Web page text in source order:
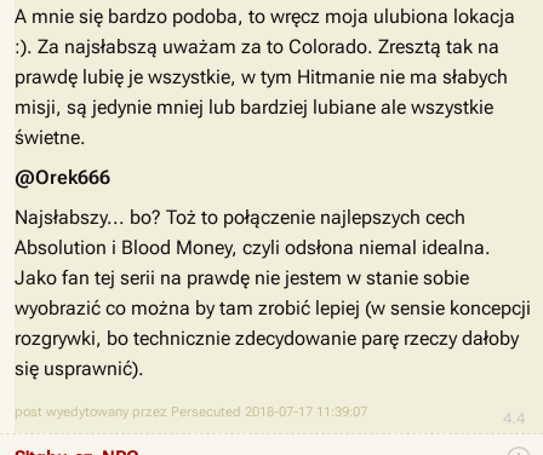
4.4
A mnie się bardzo podoba, to wręcz moja ulubiona lokacja
:). Za najsłabszą uważam za to Colorado. Zresztą tak na
prawdę lubię je wszystkie, w tym Hitmanie nie ma słabych
misji, są jedynie mniej lub bardziej lubiane ale wszystkie
świetne.
@Orek666
Najsłabszy... bo? Toż to połączenie najlepszych cech
Absolution i Blood Money, czyli odsłona niemal idealna.
Jako fan tej serii na prawdę nie jestem w stanie sobie
wyobrazić co można by tam zrobić lepiej (w sensie koncepcji
rozgrywki, bo technicznie zdecydowanie parę rzeczy dałoby
się usprawnić).
post wyedytowany przez Persecuted 2018-07-17 11:39:07